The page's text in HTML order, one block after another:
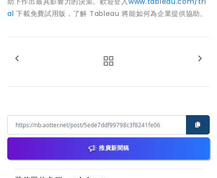
al 下載免費試用版，了解 Tableau 將能如何為企業提供協助。
推廣新聞稿